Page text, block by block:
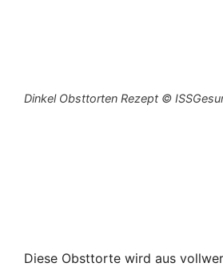
Dinkel Obsttorten Rezept ©
Diese Obsttorte wird aus